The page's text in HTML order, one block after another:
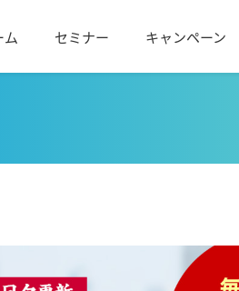
ム セミナー キャンペーン